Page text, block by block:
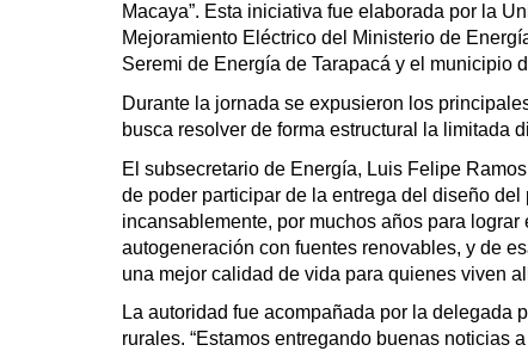
Macaya”. Esta iniciativa fue elaborada por la
Mejoramiento Eléctrico del Ministerio de
Seremi de Energía de Tarapacá y el municipio
Durante la jornada se expusieron los
busca resolver de forma estructural la limitada
El subsecretario de Energía, Luis Felipe
de poder participar de la entrega del diseño
incansablemente, por muchos años para
autogeneración con fuentes renovables, y de
una mejor calidad de vida para quienes viven
La autoridad fue acompañada por la delegada
rurales. “Estamos entregando buenas noticias